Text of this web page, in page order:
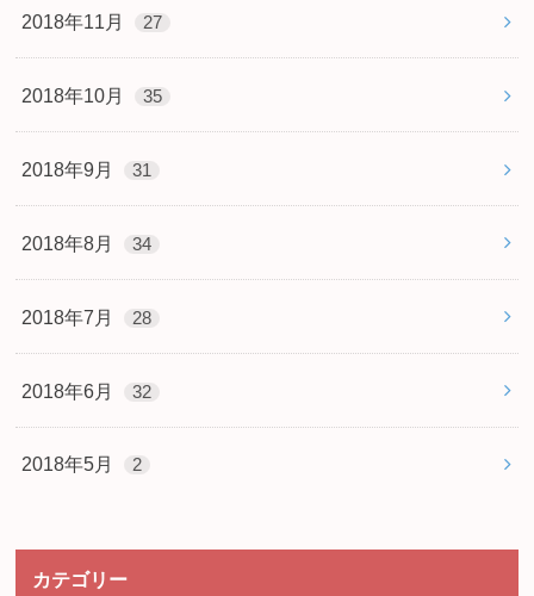
2018年11月 27
2018年10月 35
2018年9月 31
2018年8月 34
2018年7月 28
2018年6月 32
2018年5月 2
カテゴリー